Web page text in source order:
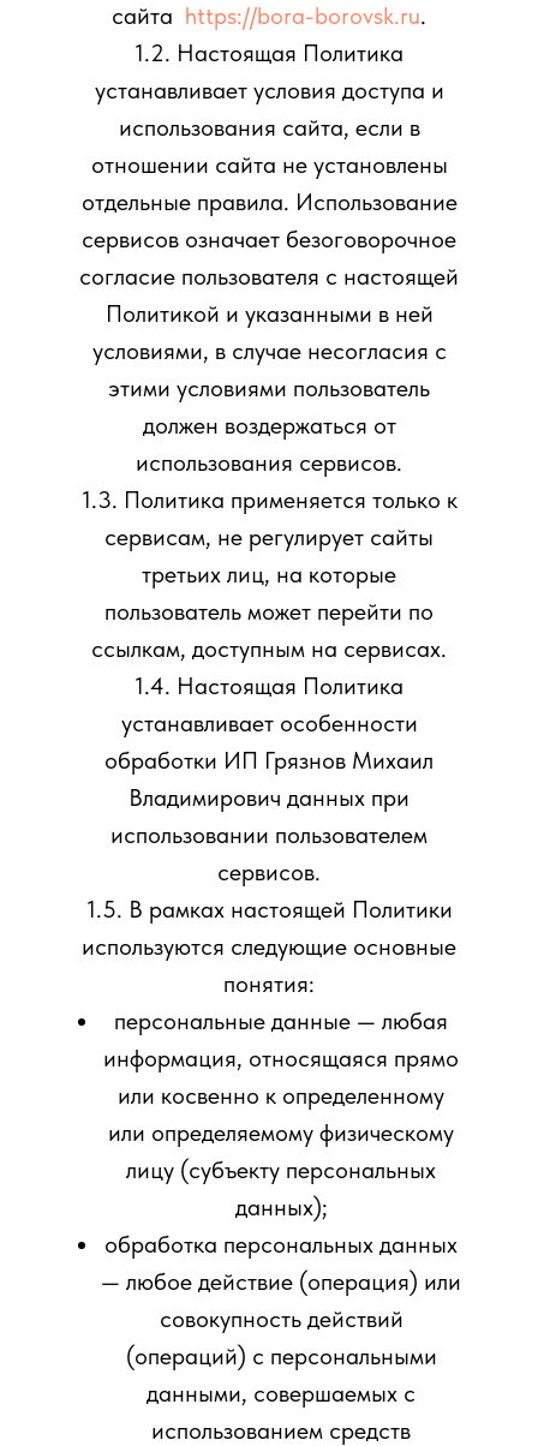
сайта https://bora-borovsk.ru.
1.2. Настоящая Политика
устанавливает условия доступа и
использования сайта, если в
отношении сайта не установлены
отдельные правила. Использование
сервисов означает безоговорочное
согласие пользователя с настоящей
Политикой и указанными в ней
условиями, в случае несогласия с
этими условиями пользователь
должен воздержаться от
использования сервисов.
1.3. Политика применяется только к
сервисам, не регулирует сайты
третьих лиц, на которые
пользователь может перейти по
ссылкам, доступным на сервисах.
1.4. Настоящая Политика
устанавливает особенности
обработки ИП Грязнов Михаил
Владимирович данных при
использовании пользователем
сервисов.
1.5. В рамках настоящей Политики
используются следующие основные
понятия:
персональные данные — любая
информация, относящаяся прямо
или косвенно к определенному
или определяемому физическому
лицу (субъекту персональных
данных);
обработка персональных данных
— любое действие (операция) или
совокупность действий
(операций) с персональными
данными, совершаемых с
использованием средств